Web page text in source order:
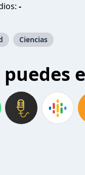
-
Ciencias
puedes